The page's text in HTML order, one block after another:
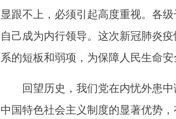
显跟不上，必须引起高度重视。各
自己成为内行领导。这次新冠肺炎
系的短板和弱项，为保障人民生命
回望历史，我们党在内忧外患中
中国特色社会主义制度的显著优势